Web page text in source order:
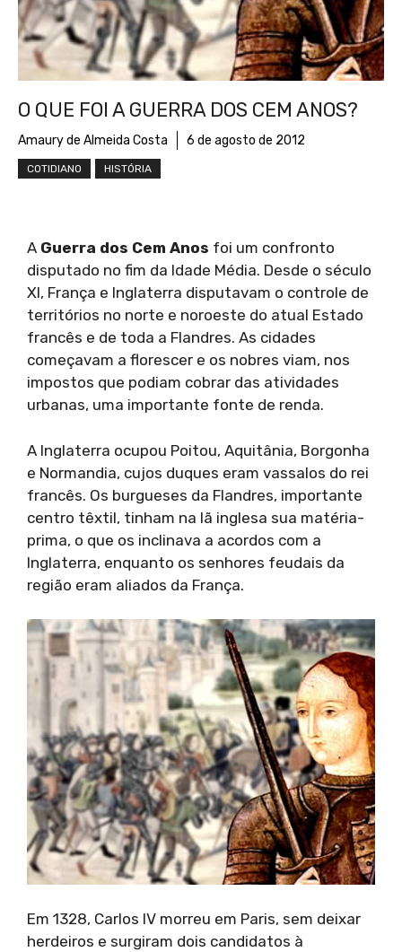
O QUE FOI A GUERRA DOS CEM ANOS?
Amaury de Almeida Costa 6 de agosto de 2012
COTIDIANO HISTÓRIA
A Guerra dos Cem Anos foi um confronto
disputado no fim da Idade Média. Desde o século
XI, França e Inglaterra disputavam o controle de
territórios no norte e noroeste do atual Estado
francês e de toda a Flandres. As cidades
começavam a florescer e os nobres viam, nos
impostos que podiam cobrar das atividades
urbanas, uma importante fonte de renda.
A Inglaterra ocupou Poitou, Aquitânia, Borgonha
e Normandia, cujos duques eram vassalos do rei
francês. Os burgueses da Flandres, importante
centro têxtil, tinham na lã inglesa sua matéria-
prima, o que os inclinava a acordos com a
Inglaterra, enquanto os senhores feudais da
região eram aliados da França.
Em 1328, Carlos IV morreu em Paris, sem deixar
herdeiros e surgiram dois candidatos à